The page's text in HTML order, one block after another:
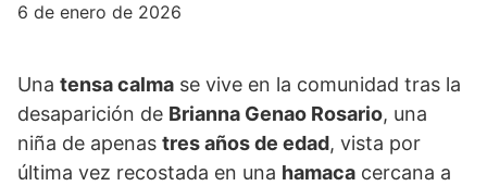
6 de enero de 2026
Una tensa calma se vive en la comunidad tras la
desaparición de Brianna Genao Rosario, una
niña de apenas tres años de edad, vista por
última vez recostada en una hamaca cercana a